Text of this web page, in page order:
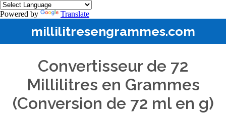
Powered by Translate
millilitresengrammes.com
Convertisseur de 72
Millilitres en Grammes
(Conversion de 72 ml en g)